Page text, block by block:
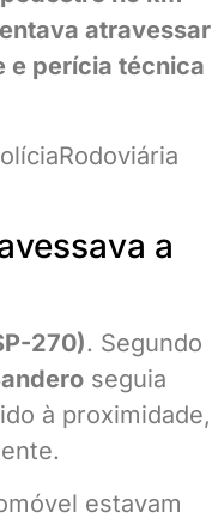
atravessar
e perícia técnica
a
270). Segundo
seguia
à proximidade,
estavam